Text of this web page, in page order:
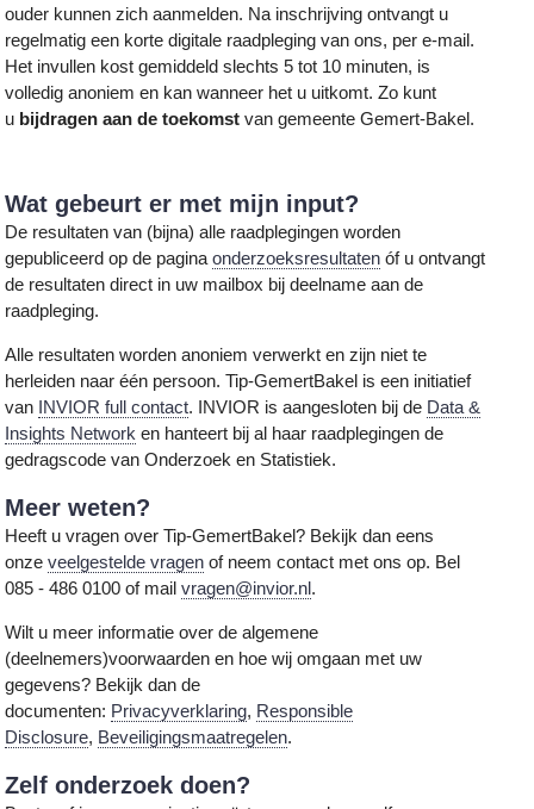
ouder kunnen zich aanmelden. Na inschrijving ontvangt u
regelmatig een korte digitale raadpleging van ons, per e-mail.
Het invullen kost gemiddeld slechts 5 tot 10 minuten, is
volledig anoniem en kan wanneer het u uitkomt. Zo kunt
u bijdragen aan de toekomst van gemeente Gemert-Bakel.
Wat gebeurt er met mijn input?
De resultaten van (bijna) alle raadplegingen worden
gepubliceerd op de paginaonderzoeksresultaten óf u ontvangt
de resultaten direct in uw mailbox bij deelname aan de
raadpleging.
Alle resultaten worden anoniem verwerkt en zijn niet te
herleiden naar één persoon. Tip-GemertBakel is een initiatief
van
INVIOR full contact. INVIOR is aangesloten bij de Data &
Insights Network en hanteert bij al haar raadplegingen de
gedragscode van Onderzoek en Statistiek.
Meer weten?
Heeft u vragen over Tip-GemertBakel? Bekijk dan eens
onzeveelgestelde vragen of neem contact met ons op. Bel
085 - 486 0100 of mailvragen@invior.nl .
Wilt u meer informatie over de algemene
(deelnemers)voorwaarden en hoe wij omgaan met uw
gegevens? Bekijk dan de
documenten: Privacyverklaring, Responsible
Disclosure, Beveiligingsmaatregelen.
Zelf onderzoek doen?